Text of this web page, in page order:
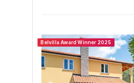
Belvilla Award Winner 2025